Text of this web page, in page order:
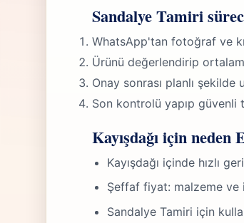
Sandalye Tamiri
WhatsApp'tan fotoğraf ve
Ürünü değerlendirip
Onay sonrası planlı şekilde
Son kontrolü yapıp güvenli
Kayışdağı için
Kayışdağı içinde hızlı
Şeffaf fiyat: malzeme ve
Sandalye Tamiri için